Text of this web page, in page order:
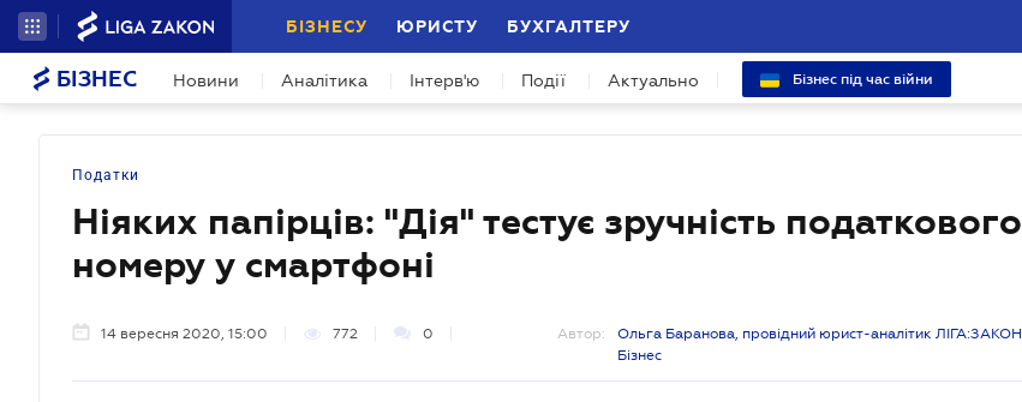
БІЗНЕСУ ЮРИСТУ БУХГАЛТЕРУ
БІЗНЕС Новини Аналітика Інтерв'ю Події Актуально Бізнес під час війни
Податки
Ніяких папірців: "Дія" тестує зручність податкового
номеру у смартфоні
14 вересня 2020, 15:00 772 0 Автор:
Ольга Баранова, провідний юрист-аналітик ЛІГА:ЗАКОН
Бізнес